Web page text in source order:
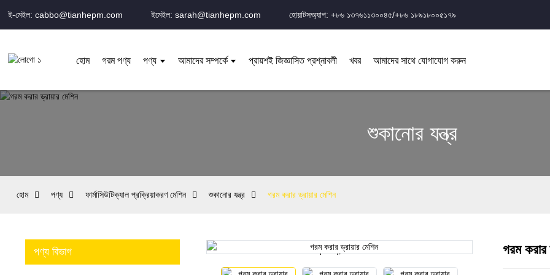
ই-মেইল: cabbo@tianhepm.com ইমেইল: sarah@tianhepm.com হোয়াটসঅ্যাপ: +৮৬ ১৩৭৬১১৩০০৪৫/+৮৬ ১৮৯১৮০০৫১৭৯
হোম গরম পণ্য পণ্য আমাদের সম্পর্কে প্রায়শই জিজ্ঞাসিত প্রশ্নাবলী খবর আমাদের সাথে যোগাযোগ করুন
শুকানোর যন্ত্র
হোম পণ্য ফার্মাসিউটিক্যাল প্রক্রিয়াকরণ মেশিন শুকানোর যন্ত্র গরম করার ড্রায়ার মেশিন
পণ্য বিভাগ Loading...
Loading... গরম করার